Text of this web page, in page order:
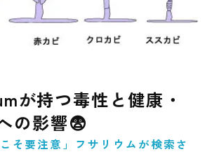
が持つ毒性と健康・
の影響😨
そ要注意」フサリウムが検索さ